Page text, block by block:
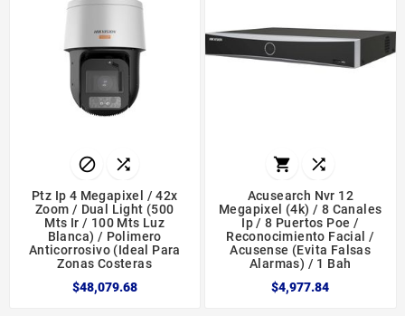
 
Ptz Ip 4 Megapixel / 42x
Zoom / Dual Light (500
Mts Ir / 100 Mts Luz
Blanca) / Polimero
Anticorrosivo (ideal Para
Zonas Costeras
$48,079.68
 
Acusearch Nvr 12
Megapixel (4k) / 8 Canales
Ip / 8 Puertos Poe /
Reconocimiento Facial /
Acusense (evita Falsas
Alarmas) / 1 Bah
$4,977.84